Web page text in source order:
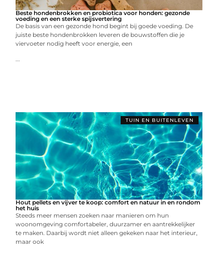
Beste hondenbrokken en probiotica voor honden: gezonde
voeding en een sterke spijsvertering
De basis van een gezonde hond begint bij goede voeding. De
juiste beste hondenbrokken leveren de bouwstoffen die je
viervoeter nodig heeft voor energie, een
...
TUIN EN BUITENLEVEN
Hout pellets en vijver te koop: comfort en natuur in en rondom
het huis
Steeds meer mensen zoeken naar manieren om hun
woonomgeving comfortabeler, duurzamer en aantrekkelijker
te maken. Daarbij wordt niet alleen gekeken naar het interieur,
maar ook